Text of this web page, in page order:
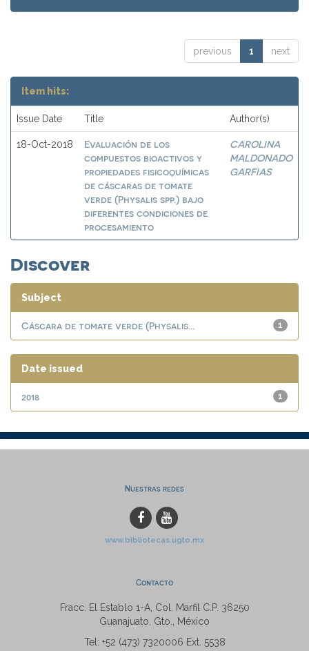
previous 1 next
Item hits:
Issue Date Title Author(s)
18-Oct-2018
Evaluación de los
compuestos bioactivos y
propiedades fisicoquímicas
de cáscaras de tomate
verde (Physalis spp.) bajo
diferentes condiciones de
procesamiento
CAROLINA
MALDONADO
GARFIAS
Discover
Subject
1
Cáscara de tomate verde (Physalis...
Date issued
1
2018
Nuestras redes
www.bibliotecas.ugto.mx
Contacto
Fracc. El Establo 1-A, Col. Marfil C.P. 36250
Guanajuato, Gto., México
Tel: +52 (473) 7320006 Ext. 5538